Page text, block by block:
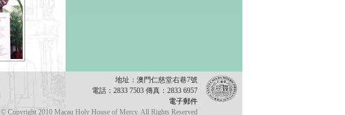
地址：澳門仁慈堂右巷7號
電話：2833 7503 傳真：2833 6957
電子郵件
© Copyright 2010 Macau Holy House of Mercy. All Rights Reserved